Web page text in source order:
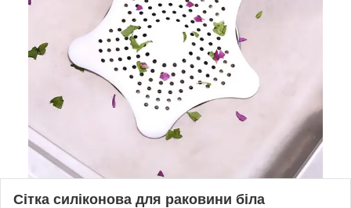
Сітка силіконова для раковини біла